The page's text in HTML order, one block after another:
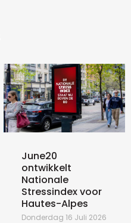
June20
ontwikkelt
Nationale
Stressindex voor
Hautes-Alpes
Donderdag 16 Juli 2026